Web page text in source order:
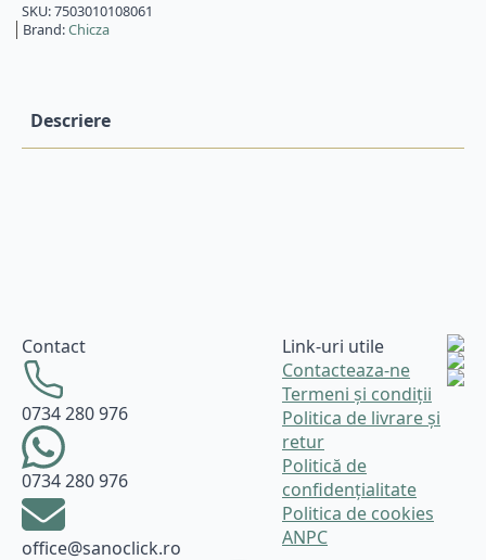
SKU:7503010108061
Brand:Chicza
Descriere
Contact
0734 280 976
0734 280 976
office@sanoclick.ro
Link-uri utile
Contacteaza-ne
Termeni și condiții
Politica de livrare și
retur
Politică de
confidențialitate
Politica de cookies
ANPC